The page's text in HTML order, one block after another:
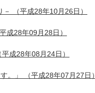
－ （平成28年10月26日）
成28年09月28日）
平成28年08月24日）
。」 （平成28年07月27日）